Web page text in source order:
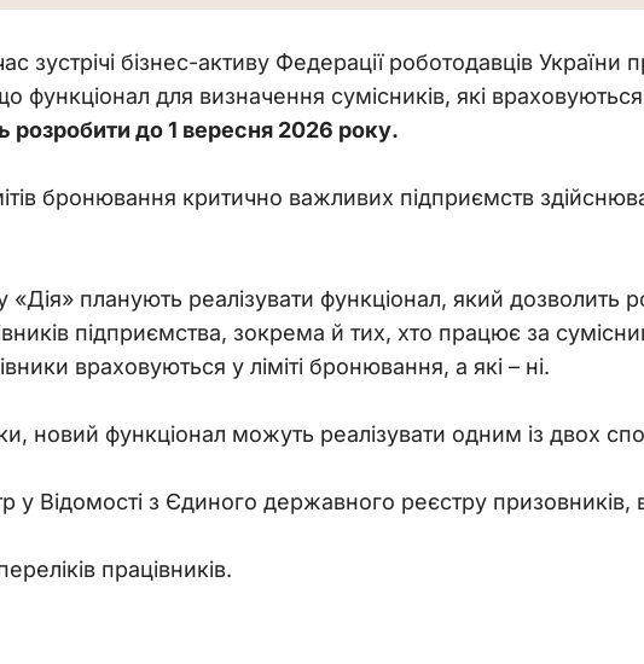
зустрічі бізнес-активу Федерації роботодавців України
функціонал для визначення сумісників, які
розробити до 1 вересня 2026 року.
бронювання критично важливих підприємств
«Дія» планують реалізувати функціонал, який дозволить
підприємства, зокрема й тих, хто працює за
враховуються у ліміті бронювання, а які – ні.
новий функціонал можуть реалізувати одним із двох
у Відомості з Єдиного державного реєстру призовників,
працівників.